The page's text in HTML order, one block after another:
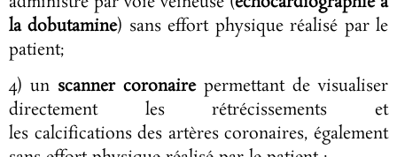
la dobutamine) sans effort physique réalisé par le
patient;
4) un scanner coronairepermettant de visualiser
directement les rétrécissements et
les calcifications des artères coronaires, également